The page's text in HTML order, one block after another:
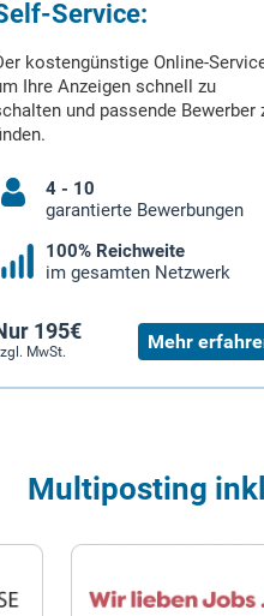
Service:
kostengünstige Online-
Ihre Anzeigen schnell zu
und passende Bewerber
4 - 10
garantierte Bewerbungen
100% Reichweite
im gesamten Netzwerk
195€
MwSt. Mehr
Multiposting